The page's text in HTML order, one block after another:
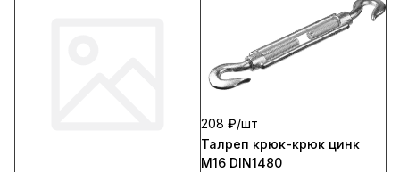
208 ₽/шт
Талреп крюк-крюк цинк
М16 DIN1480